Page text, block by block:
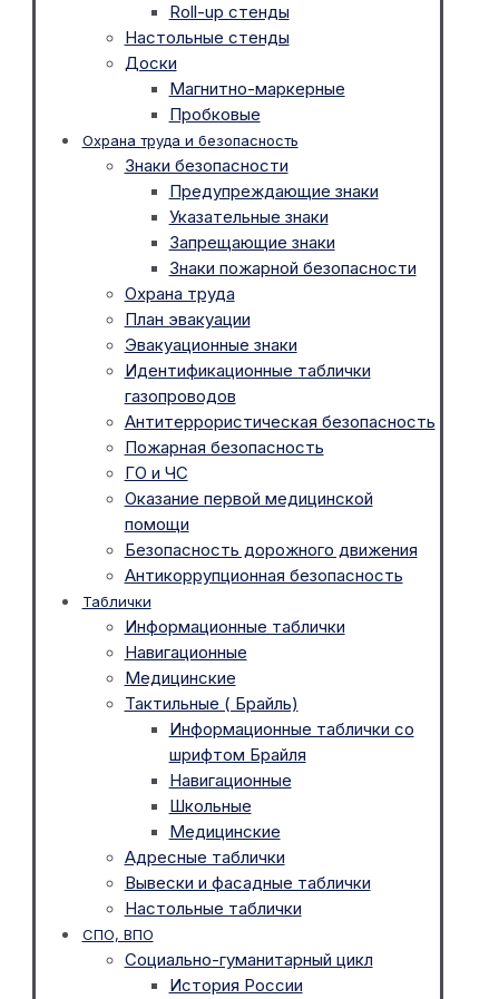
Roll-up стенды
Настольные стенды
Доски
Магнитно-маркерные
Пробковые
Охрана труда и безопасность
Знаки безопасности
Предупреждающие знаки
Указательные знаки
Запрещающие знаки
Знаки пожарной безопасности
Охрана труда
План эвакуации
Эвакуационные знаки
Идентификационные таблички
газопроводов
Антитеррористическая безопасность
Пожарная безопасность
ГО и ЧС
Оказание первой медицинской
помощи
Безопасность дорожного движения
Антикоррупционная безопасность
Таблички
Информационные таблички
Навигационные
Медицинские
Тактильные ( Брайль)
Информационные таблички со
шрифтом Брайля
Навигационные
Школьные
Медицинские
Адресные таблички
Вывески и фасадные таблички
Настольные таблички
СПО, ВПО
Социально-гуманитарный цикл
История России